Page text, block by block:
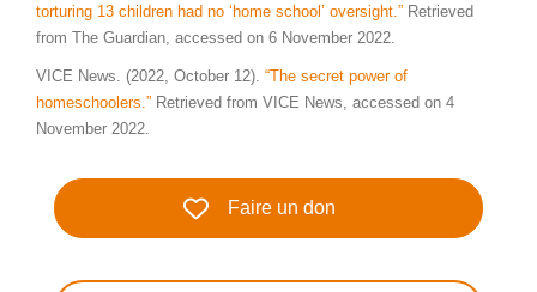
torturing 13 children had no ‘home school’ oversight.” Retrieved
from The Guardian, accessed on 6 November 2022.
VICE News. (2022, October 12). “The secret power of
homeschoolers.” Retrieved from VICE News, accessed on 4
November 2022.
Faire un don